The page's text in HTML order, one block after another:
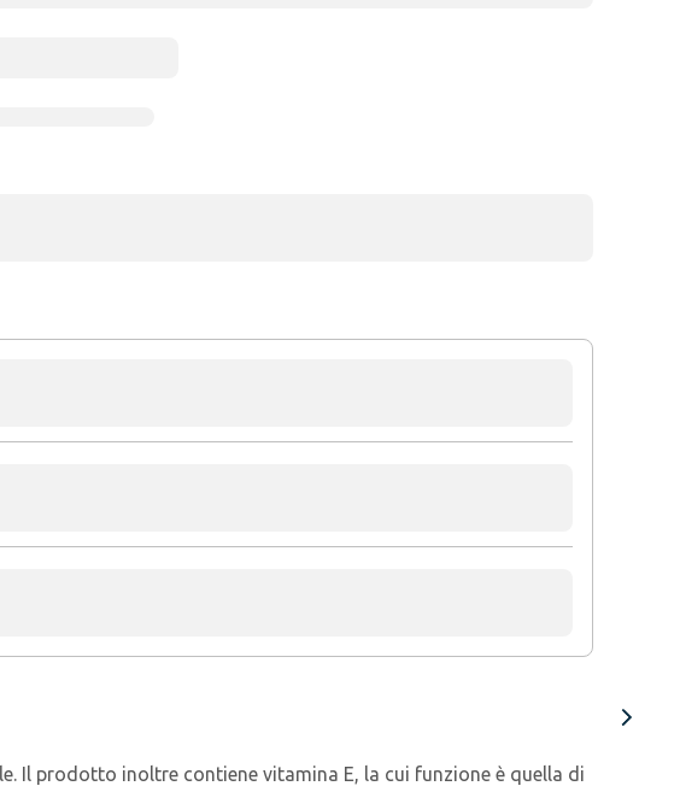
Il prodotto inoltre contiene vitamina E, la cui funzione è quella di